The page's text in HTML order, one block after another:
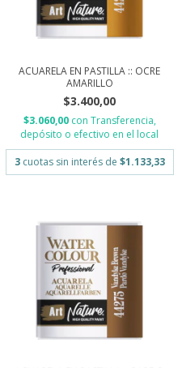
ACUARELA EN PASTILLA :: OCRE
AMARILLO
$3.400,00
$3.060,00 con Transferencia,
depósito o efectivo en el local
3 cuotas sin interés de $1.133,33